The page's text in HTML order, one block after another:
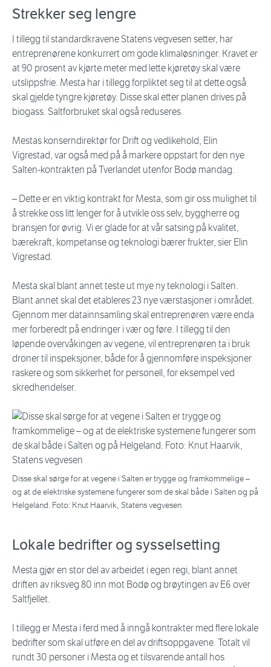
Strekker seg lengre
I tillegg til standardkravene Statens vegvesen setter, har
entreprenørene konkurrert om gode klimaløsninger. Kravet er
at 90 prosent av kjørte meter med lette kjøretøy skal være
utslippsfrie. Mesta har i tillegg forpliktet seg til at dette også
skal gjelde tyngre kjøretøy. Disse skal etter planen drives på
biogass. Saltforbruket skal også reduseres.
Mestas konserndirektør for Drift og vedlikehold, Elin
Vigrestad, var også med på å markere oppstart for den nye
Salten-kontrakten på Tverlandet utenfor Bodø mandag.
– Dette er en viktig kontrakt for Mesta, som gir oss mulighet til
å strekke oss litt lenger for å utvikle oss selv, byggherre og
bransjen for øvrig. Vi er glade for at vår satsing på kvalitet,
bærekraft, kompetanse og teknologi bærer frukter, sier Elin
Vigrestad.
Mesta skal blant annet teste ut mye ny teknologi i Salten.
Blant annet skal det etableres 23 nye værstasjoner i området.
Gjennom mer datainnsamling skal entreprenøren være enda
mer forberedt på endringer i vær og føre. I tillegg til den
løpende overvåkingen av vegene, vil entreprenøren ta i bruk
droner til inspeksjoner, både for å gjennomføre inspeksjoner
raskere og som sikkerhet for personell, for eksempel ved
skredhendelser.
Disse skal sørge for at vegene i Salten er trygge og framkommelige –
og at de elektriske systemene fungerer som de skal både i Salten og på
Helgeland. Foto: Knut Haarvik, Statens vegvesen
Lokale bedrifter og sysselsetting
Mesta gjør en stor del av arbeidet i egen regi, blant annet
driften av riksveg 80 inn mot Bodø og brøytingen av E6 over
Saltfjellet.
I tillegg er Mesta i ferd med å inngå kontrakter med flere lokale
bedrifter som skal utføre en del av driftsoppgavene. Totalt vil
rundt 30 personer i Mesta og et tilsvarende antall hos